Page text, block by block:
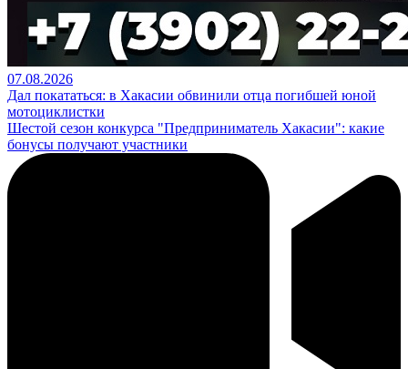
07.08.2026
Дал покататься: в Хакасии обвинили отца погибшей юной
мотоциклистки
Шестой сезон конкурса "Предприниматель Хакасии": какие
бонусы получают участники